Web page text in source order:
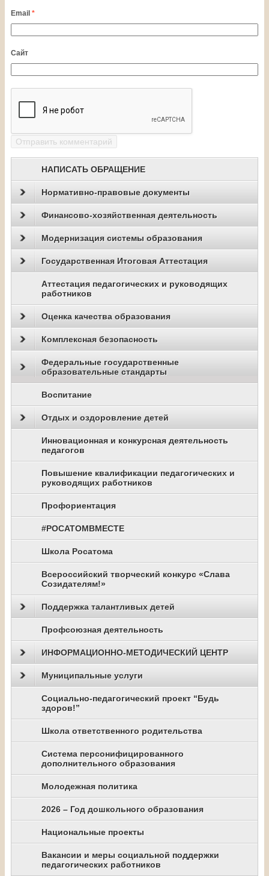
Email *
Сайт
НАПИСАТЬ ОБРАЩЕНИЕ
Нормативно-правовые документы
Финансово-хозяйственная деятельность
Модернизация системы образования
Государственная Итоговая Аттестация
Аттестация педагогических и руководящих
работников
Оценка качества образования
Комплексная безопасность
Федеральные государственные
образовательные стандарты
Воспитание
Отдых и оздоровление детей
Инновационная и конкурсная деятельность
педагогов
Повышение квалификации педагогических и
руководящих работников
Профориентация
#РОСАТОМВМЕСТЕ
Школа Росатома
Всероссийский творческий конкурс «Слава
Созидателям!»
Поддержка талантливых детей
Профсоюзная деятельность
ИНФОРМАЦИОННО-МЕТОДИЧЕСКИЙ ЦЕНТР
Муниципальные услуги
Социально-педагогический проект “Будь
здоров!”
Школа ответственного родительства
Система персонифицированного
дополнительного образования
Молодежная политика
2026 – Год дошкольного образования
Национальные проекты
Вакансии и меры социальной поддержки
педагогических работников